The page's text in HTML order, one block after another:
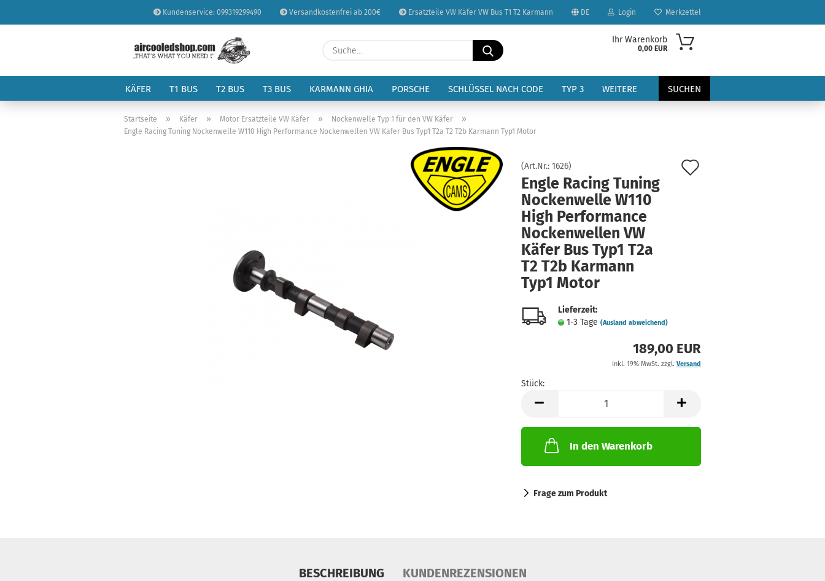
Kundenservice: 099319299490 Versandkostenfrei ab 200€ Ersatzteile VW Käfer VW Bus T1 T2 Karmann DE
Sprache auswählen
Lieferland
Login
Konto erstellen
Passwort vergessen?
Merkzettel
Suche...
Ihr Warenkorb
0,00 EUR
KÄFER T1 BUS T2 BUS T3 BUS KARMANN GHIA PORSCHE SCHLÜSSEL NACH CODE TYP 3 SUCHEN
WEITERE
Startseite » Käfer » Motor Ersatzteile VW Käfer » Nockenwelle Typ 1 für den VW Käfer »
Engle Racing Tuning Nockenwelle W110 High Performance Nockenwellen VW Käfer Bus Typ1 T2a T2 T2b Karmann Typ1 Motor
(Art.Nr.: 1626)
Engle Racing Tuning
Nockenwelle W110
High Performance
Nockenwellen VW
Käfer Bus Typ1 T2a
T2 T2b Karmann
Typ1 Motor
Lieferzeit:
1-3 Tage (Ausland abweichend)
189,00 EUR
inkl. 19% MwSt. zzgl. Versand
Stück:
Stück
In den Warenkorb
Frage zum Produkt
BESCHREIBUNG KUNDENREZENSIONEN